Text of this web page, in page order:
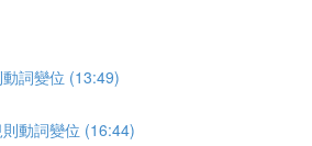
詞變位 (13:49)
動詞變位 (16:44)